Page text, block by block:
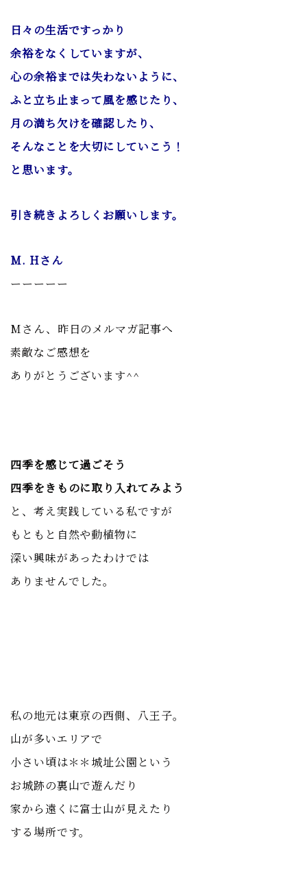
日々の生活ですっかり
余裕をなくしていますが、
心の余裕までは失わないように、
ふと立ち止まって風を感じたり、
月の満ち欠けを確認したり、
そんなことを大切にしていこう！
と思います。
引き続きよろしくお願いします。
M. Hさん
ーーーーー
Mさん、昨日のメルマガ記事へ
素敵なご感想を
ありがとうございます^^
四季を感じて過ごそう
四季をきものに取り入れてみよう
と、考え実践している私ですが
もともと自然や動植物に
深い興味があったわけでは
ありませんでした。
私の地元は東京の西側、八王子。
山が多いエリアで
小さい頃は＊＊城址公園という
お城跡の裏山で遊んだり
家から遠くに富士山が見えたり
する場所です。